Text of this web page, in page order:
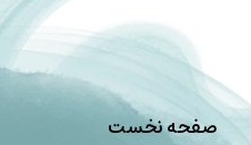
صفحه نخست